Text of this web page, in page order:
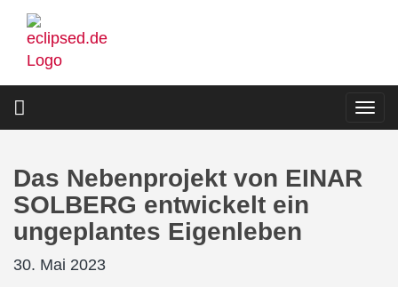
Direkt
zum
Inhalt
Das Nebenprojekt von EINAR
SOLBERG entwickelt ein
ungeplantes Eigenleben
30. Mai 2023